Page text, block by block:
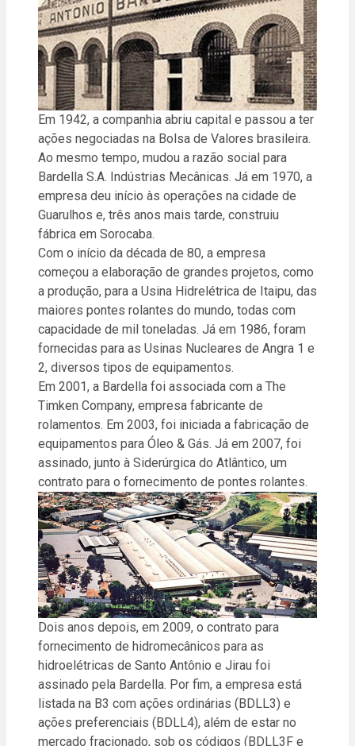
Em 1942, a companhia abriu capital e passou a ter
ações negociadas na Bolsa de Valores brasileira.
Ao mesmo tempo, mudou a razão social para
Bardella S.A. Indústrias Mecânicas. Já em 1970, a
empresa deu início às operações na cidade de
Guarulhos e, três anos mais tarde, construiu
fábrica em Sorocaba.
Com o início da década de 80, a empresa
começou a elaboração de grandes projetos, como
a produção, para a Usina Hidrelétrica de Itaipu, das
maiores pontes rolantes do mundo, todas com
capacidade de mil toneladas. Já em 1986, foram
fornecidas para as Usinas Nucleares de Angra 1 e
2, diversos tipos de equipamentos.
Em 2001, a Bardella foi associada com a The
Timken Company, empresa fabricante de
rolamentos. Em 2003, foi iniciada a fabricação de
equipamentos para Óleo & Gás. Já em 2007, foi
assinado, junto à Siderúrgica do Atlântico, um
contrato para o fornecimento de pontes rolantes.
Dois anos depois, em 2009, o contrato para
fornecimento de hidromecânicos para as
hidroelétricas de Santo Antônio e Jirau foi
assinado pela Bardella. Por fim, a empresa está
listada na B3 com ações ordinárias (BDLL3) e
ações preferenciais (BDLL4), além de estar no
mercado fracionado, sob os códigos (BDLL3F e